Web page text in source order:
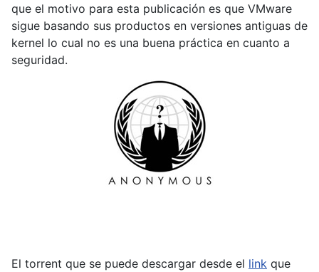
que el motivo para esta publicación es que VMware
sigue basando sus productos en versiones antiguas de
kernel lo cual no es una buena práctica en cuanto a
seguridad.
El torrent que se puede descargar desde el link que